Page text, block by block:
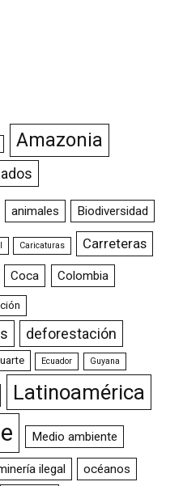
Amazonia
animales Biodiversidad
Caricaturas Carreteras
Coca Colombia
deforestación
Ecuador Guyana
Latinoamérica
Medio ambiente
ilegal océanos